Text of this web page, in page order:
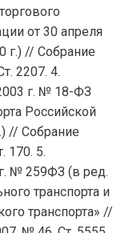
от 30 апреля
г.) // Собрание
2207. 4.
г. № 18-ФЗ
Российской
// Собрание
170. 5.
№ 259ФЗ (в ред.
транспорта и
транспорта» //